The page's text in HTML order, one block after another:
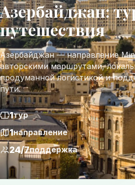
Азербайджан:
путешествия
Азербайджан — направление
авторскими маршрутами,
продуманной логистикой и
пути.
1тур
1направление
24/7поддержка